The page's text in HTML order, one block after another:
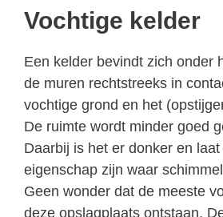
Vochtige kelder
Een kelder bevindt zich onder
de muren rechtstreeks in
vochtige grond en het
De ruimte wordt minder goed
Daarbij is het er donker en
eigenschap zijn waar
Geen wonder dat de meeste
deze opslagplaats ontstaan.